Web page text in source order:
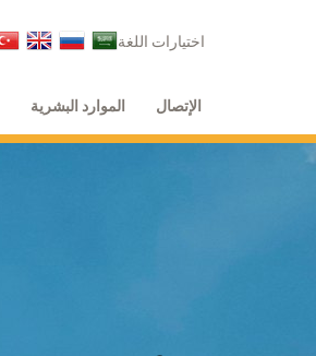
اختيارات اللغة
الموارد البشرية الإتصال